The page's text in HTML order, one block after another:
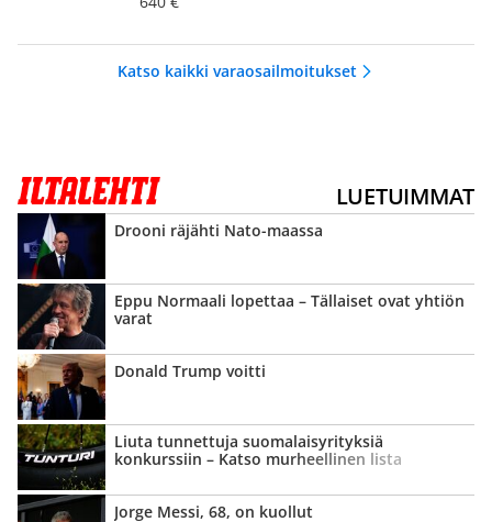
Katso kaikki varaosailmoitukset
LUETUIMMAT
Drooni räjähti Nato-maassa
Eppu Normaali lopettaa – Tällaiset ovat yhtiön
varat
Donald Trump voitti
Liuta tunnettuja suomalais­yrityksiä
konkurssiin – Katso murheellinen lista
Jorge Messi, 68, on kuollut